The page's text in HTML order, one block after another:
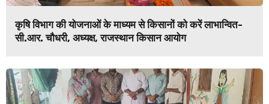
कृषि विभाग की योजनाओं के माध्यम से किसानों को करें लाभान्वित-
सी.आर. चौधरी, अध्यक्ष, राजस्थान किसान आयोग